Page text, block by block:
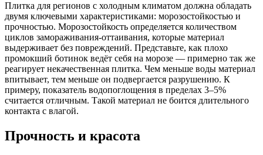
Плитка для регионов с холодным климатом должна обладать
двумя ключевыми характеристиками: морозостойкостью и
прочностью. Морозостойкость определяется количеством
циклов замораживания-оттаивания, которые материал
выдерживает без повреждений. Представьте, как плохо
промокший ботинок ведёт себя на морозе — примерно так же
реагирует некачественная плитка. Чем меньше воды материал
впитывает, тем меньше он подвергается разрушению. К
примеру, показатель водопоглощения в пределах 3–5%
считается отличным. Такой материал не боится длительного
контакта с влагой.
Прочность и красота